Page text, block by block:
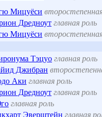
Мицуёси
Дредноут главная роль
Мицуёси
Тэцуо главная роль
Джибран
Аки главная роль
Дредноут главная роль
главная роль
Эверштейн главная